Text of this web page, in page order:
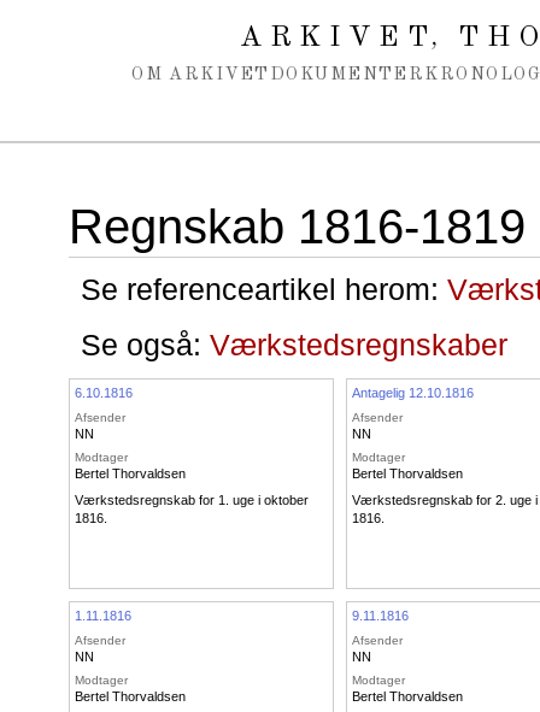
ARKIVET,
OM ARKIVET DOKUMENTER
Regnskab 1816-1819
Se referenceartikel herom:
Se også: Værkstedsregnskaber
6.10.1816
Afsender
NN
Modtager
Bertel Thorvaldsen
Værkstedsregnskab for 1. uge i oktober
1816.
Antagelig 12.10.1816
Afsender
NN
Modtager
Bertel Thorvaldsen
Værkstedsregnskab for 2. uge i
1816.
1.11.1816
Afsender
NN
Modtager
Bertel Thorvaldsen
9.11.1816
Afsender
NN
Modtager
Bertel Thorvaldsen